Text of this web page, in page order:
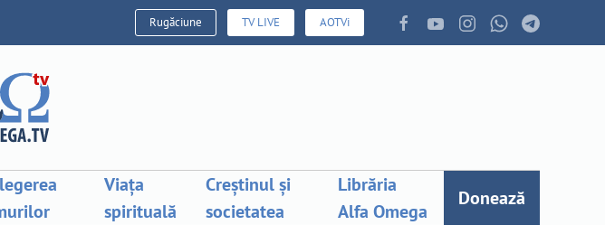
Rugăciune TV LIVE AOTVi
Viața
spirituală
Creștinul și
societatea
Librăria
Alfa Omega
Donează